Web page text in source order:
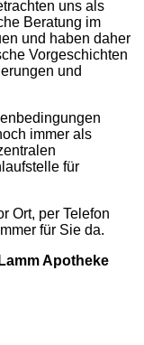
uns als
Beratung im
und haben daher
Vorgeschichten
und
immer als
für
Ort, per Telefon
für Sie da.
Apotheke